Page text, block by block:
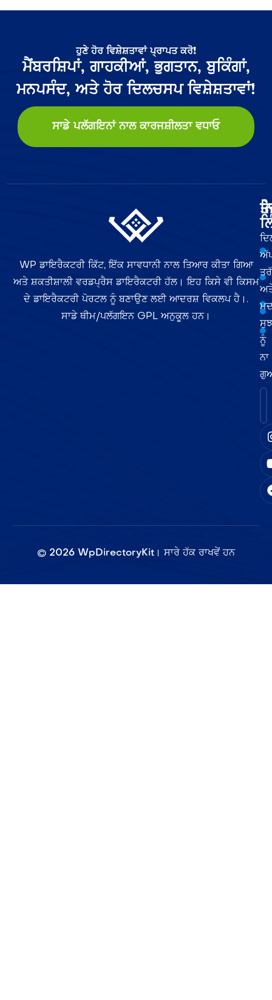
ਹੁਣੇ ਹੋਰ ਵਿਸ਼ੇਸ਼ਤਾਵਾਂ ਪ੍ਰਾਪਤ ਕਰੋ!
ਮੈਂਬਰਸ਼ਿਪਾਂ, ਗਾਹਕੀਆਂ, ਭੁਗਤਾਨ, ਬੁਕਿੰਗਾਂ,
ਮਨਪਸੰਦ, ਅਤੇ ਹੋਰ ਦਿਲਚਸਪ ਵਿਸ਼ੇਸ਼ਤਾਵਾਂ!
ਸਾਡੇ ਪਲੱਗਇਨਾਂ ਨਾਲ ਕਾਰਜਸ਼ੀਲਤਾ ਵਧਾਓ
WP ਡਾਇਰੈਕਟਰੀ ਕਿੱਟ, ਇੱਕ ਸਾਵਧਾਨੀ ਨਾਲ ਤਿਆਰ ਕੀਤਾ ਗਿਆ
ਅਤੇ ਸ਼ਕਤੀਸ਼ਾਲੀ ਵਰਡਪ੍ਰੈਸ ਡਾਇਰੈਕਟਰੀ ਹੱਲ। ਇਹ ਕਿਸੇ ਵੀ ਕਿਸਮ
ਦੇ ਡਾਇਰੈਕਟਰੀ ਪੋਰਟਲ ਨੂੰ ਬਣਾਉਣ ਲਈ ਆਦਰਸ਼ ਵਿਕਲਪ ਹੈ।.
ਸਾਡੇ ਥੀਮ/ਪਲੱਗਇਨ GPL ਅਨੁਕੂਲ ਹਨ।
ਨੂੰ
ਨਾ
© 2026 WpDirectoryKit। ਸਾਰੇ ਹੱਕ ਰਾਖਵੇਂ ਹਨ​